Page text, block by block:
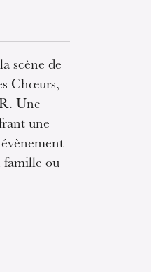
scène de
Chœurs,
Une
une
famille ou